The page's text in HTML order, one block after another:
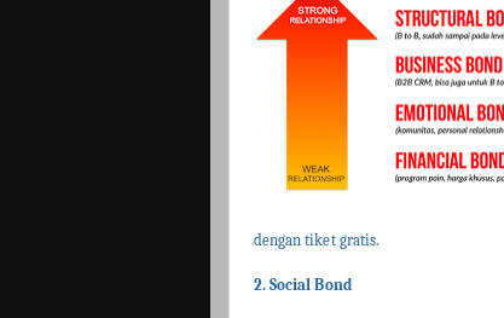
dengan tiket gratis.
2. Social Bond